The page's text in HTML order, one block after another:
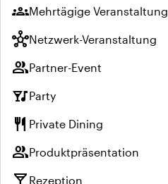
groupsMehrtägige Veranstaltung
hubNetzwerk-Veranstaltung
groupPartner-Event
nightlifeParty
restaurant Private Dining
groupProduktpräsentation
Rezeption